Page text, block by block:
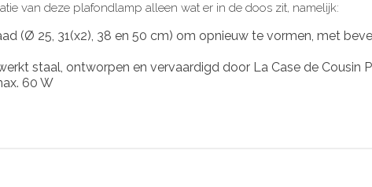
van deze plafondlamp alleen wat er in de doos zit, namelijk:
(Ø 25, 31(x2), 38 en 50 cm) om opnieuw te vormen, met
staal, ontworpen en vervaardigd door La Case de Cousin
60 W